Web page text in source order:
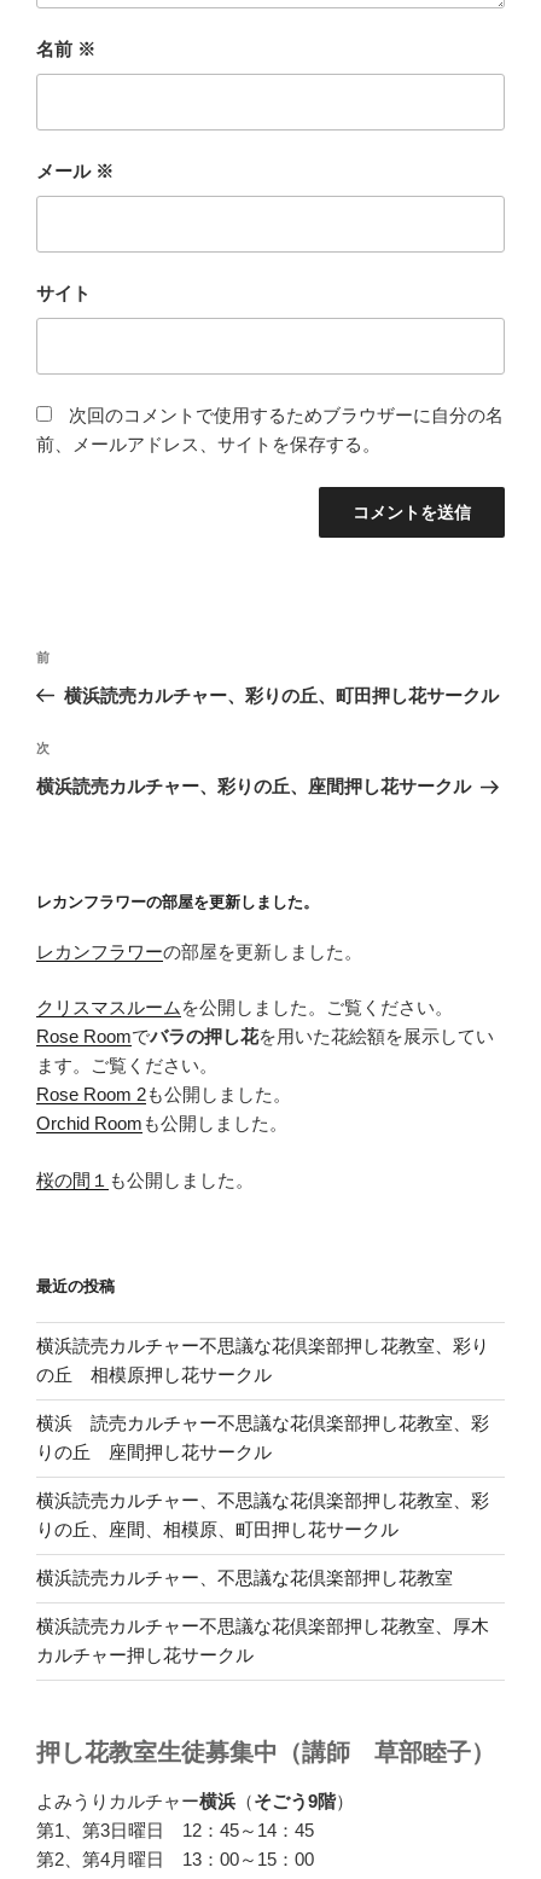
名前 ※
メール ※
サイト
次回のコメントで使用するためブラウザーに自分の名
前、メールアドレス、サイトを保存する。
投
ナ
ビ
ゲ
ン
前
の
稿
前
横浜読売カルチャー、彩りの丘、町田押し花サークル
次
の
次
横浜読売カルチャー、彩りの丘、座間押し花サークル
レカンフラワーの部屋を更新しました。
レカンフラワーの部屋を更新しました。
クリスマスルーム を公開しました。ご覧ください。
Rose Roomでバラの押し花を用いた花絵額を展示してい
ます。ご覧ください。
Rose Room 2も公開しました。
Orchid Room も公開しました。
桜の間１ も公開しました。
最近の投稿
横浜読売カルチャー不思議な花倶楽部押し花教室、彩り
の丘 相模原押し花サークル
横浜 読売カルチャー不思議な花倶楽部押し花教室、彩
りの丘 座間押し花サークル
横浜読売カルチャー、不思議な花倶楽部押し花教室、彩
りの丘、座間、相模原、町田押し花サークル
横浜読売カルチャー、不思議な花倶楽部押し花教室
横浜読売カルチャー不思議な花倶楽部押し花教室、厚木
カルチャー押し花サークル
押し花教室生徒募集中（講師 草部睦子）
よみうりカルチャー横浜 （そごう9階）
第1、第3日曜日 12：45～14：45
第2、第4月曜日 13：00～15：00